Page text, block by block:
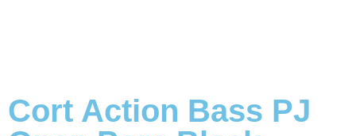
Cort Action Bass PJ